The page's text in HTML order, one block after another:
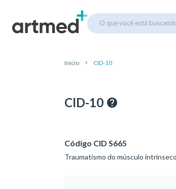
O que você está
Início CID-10
CID-10
Código CID S665
Traumatismo do músculo